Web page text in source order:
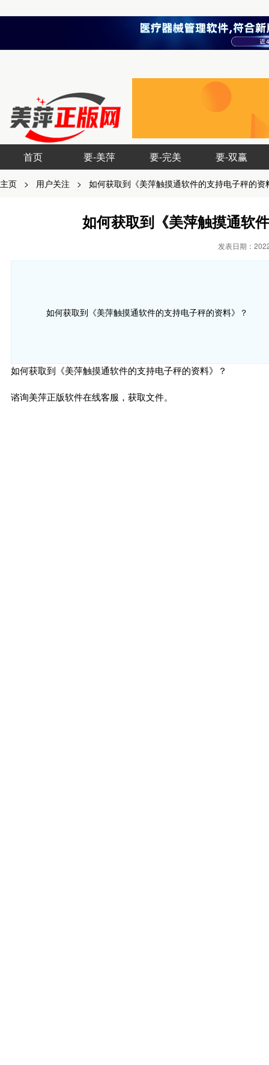
首页 要-美萍 要-完美 要-双赢
主页 > 用户关注 > 如何获取到《美萍触摸通软件的支持电子秤的资
如何获取到《美萍触摸通软
发表日期：
如何获取到《美萍触摸通软件的支持电子秤的资料》？
如何获取到《美萍触摸通软件的支持电子秤的资料》？
谘询美萍正版软件在线客服，获取文件。